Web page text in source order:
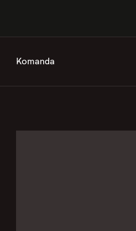
Komanda